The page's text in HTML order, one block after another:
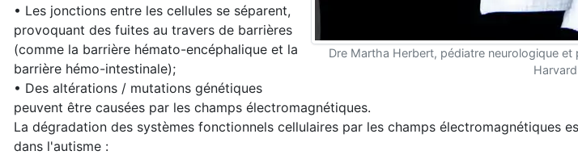
Dre Martha Herbert, pédiatre neurologique
• Les jonctions entre les cellules se séparent,
provoquant des fuites au travers de barrières
(comme la barrière hémato-encéphalique et la
barrière hémo-intestinale);
• Des altérations / mutations génétiques
peuvent être causées par les champs électromagnétiques.
La dégradation des systèmes fonctionnels cellulaires par les champs électromagnétiques
dans l'autisme :